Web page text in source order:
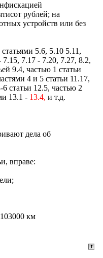
рублей; на
устройств или без
5.6, 5.10 5.11,
7.15, 7.17 - 7.20, 7.27, 8.2,
9.4, частью 1 статьи
4 и 5 статьи 11.17,
статьи 12.5, частью 2
13.1 - 13.4, и т.д.
дела об
вправе:
км